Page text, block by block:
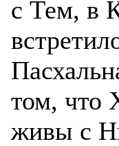
с Тем, в
том, что
живы с